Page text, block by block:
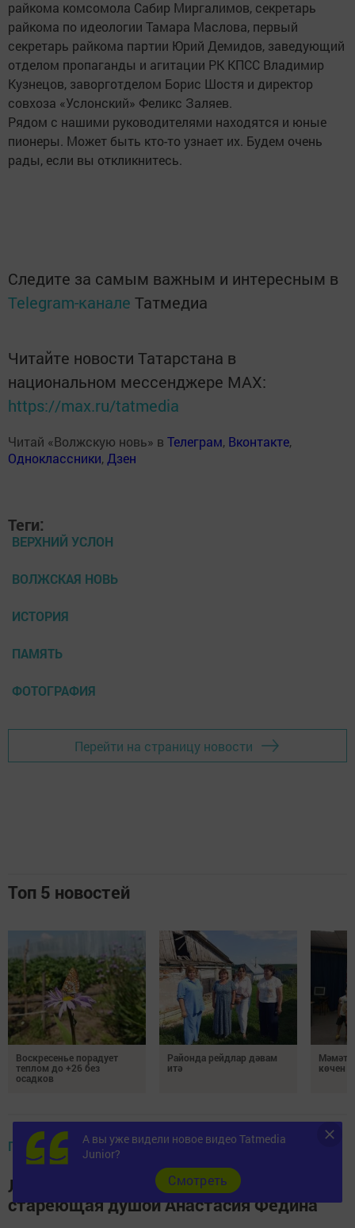
райкома комсомола Сабир Миргалимов, секретарь
райкома по идеологии Тамара Маслова, первый
секретарь райкома партии Юрий Демидов, заведующий
отделом пропаганды и агитации РК КПСС Владимир
Кузнецов, заворготделом Борис Шостя и директор
совхоза «Услонский» Феликс Заляев.
Рядом с нашими руководителями находятся и юные
пионеры. Может быть кто-то узнает их. Будем очень
рады, если вы откликнитесь.
Следите за самым важным и интересным в
Telegram-канале Татмедиа
Читайте новости Татарстана в
национальном мессенджере MАХ:
https://max.ru/tatmedia
Читай «Волжскую новь» в Телеграм, Вконтакте,
Одноклассники,Дзен
Теги:
ВЕРХНИЙ УСЛОН
ВОЛЖСКАЯ НОВЬ
ИСТОРИЯ
ПАМЯТЬ
ФОТОГРАФИЯ
Перейти на страницу новости
Топ 5 новостей
Воскресенье порадует
теплом до +26 без
осадков
Районда рейдлар дәвам
итә
көчен
ГЛАВНОЕ В РАЙОНЕ
Люди Верхнеуслонского района. Не
стареющая душой Анастасия Федина
А вы уже видели новое видео Tatmedia
Junior?
Cмотреть